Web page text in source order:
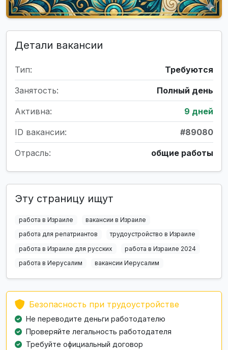
Детали вакансии
Тип: Требуются
Занятость: Полный день
Активна: 9 дней
ID вакансии: #89080
Отрасль: общие работы
Эту страницу ищут
работа в Израиле
вакансии в Израиле
работа для репатриантов
трудоустройство в Израиле
работа в Израиле для русских
работа в Израиле 2024
работа в Иерусалим
вакансии Иерусалим
Безопасность при трудоустройстве
Не переводите деньги работодателю
Проверяйте легальность работодателя
Требуйте официальный договор